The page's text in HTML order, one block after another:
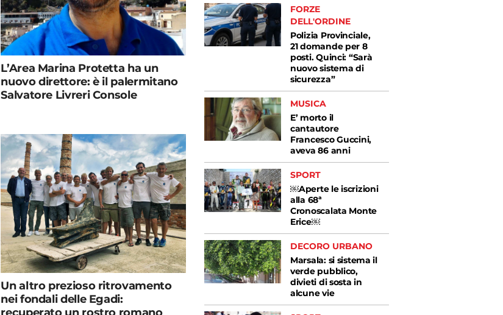
L’Area Marina Protetta ha un
nuovo direttore: è il palermitano
Salvatore Livreri Console
Un altro prezioso ritrovamento
nei fondali delle Egadi:
recuperato un rostro romano
FORZE
DELL'ORDINE
Polizia Provinciale,
21 domande per 8
posti. Quinci: “Sarà
nuovo sistema di
sicurezza”
MUSICA
E’ morto il
cantautore
Francesco Guccini,
aveva 86 anni
SPORT
￼Aperte le iscrizioni
alla 68ª
Cronoscalata Monte
Erice￼
DECORO URBANO
Marsala: si sistema il
verde pubblico,
divieti di sosta in
alcune vie